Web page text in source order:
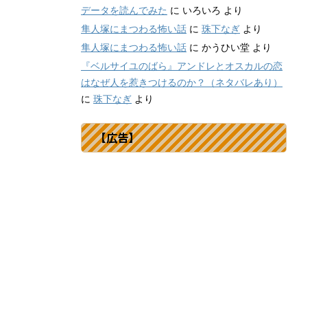
データを読んでみた に いろいろ より
隼人塚にまつわる怖い話 に 珠下なぎ より
隼人塚にまつわる怖い話 に かうひい堂 より
『ベルサイユのばら』アンドレとオスカルの恋
はなぜ人を惹きつけるのか？（ネタバレあり）
に 珠下なぎ より
【広告】